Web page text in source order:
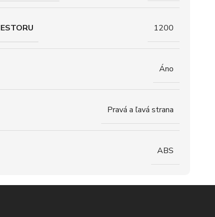
1200
Áno
Pravá a ľavá strana
ABS